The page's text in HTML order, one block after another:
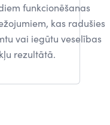
funkcionēšanas
kas radušies
vai iegūtu veselības
rezultātā.